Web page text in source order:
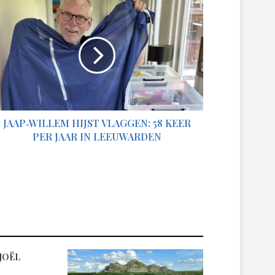
JAAP‑WILLEM HIJST VLAGGEN: 58 KEER
PER JAAR IN LEEUWARDEN